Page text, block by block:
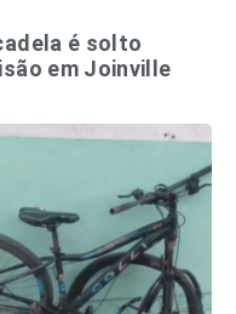
é solto
em Joinville